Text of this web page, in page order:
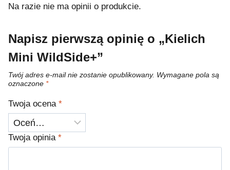
Na razie nie ma opinii o produkcie.
Napisz pierwszą opinię o „Kielich
Mini WildSide+”
Twój adres e-mail nie zostanie opublikowany. Wymagane pola są
oznaczone *
Twoja ocena *
Twoja opinia *